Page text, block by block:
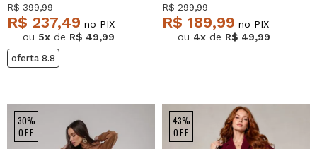
R$ 399,99
R$ 237,49 no PIX
ou 5x de R$ 49,99
oferta 8.8
Salvatore
R$ 299,99
R$ 189,99 no PIX
ou 4x de R$ 49,99
30%
OFF
43%
OFF